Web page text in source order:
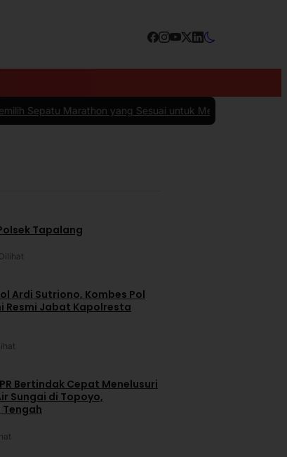
yang Sesuai untuk Menunjang Kenyamanan dan Performa
Tapalang
Ardi Sutriono, Kombes Pol
Resmi Jabat Kapolresta
Bertindak Cepat Menelusuri
Sungai di Topoyo,